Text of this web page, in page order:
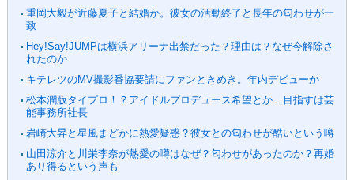
重岡大毅が近藤夏子と結婚か。彼女の活動終了と長年の匂わせが一
致
Hey!Say!JUMPは横浜アリーナ出禁だった？理由は？なぜ今解除さ
れたのか
キテレツのMV撮影番協要請にファンときめき。年内デビューか
松本潤版タイプロ！？アイドルプロデュース希望とか…目指すは芸
能事務所社長
岩崎大昇と星風まどかに熱愛疑惑？彼女との匂わせが酷いという噂
山田涼介と川栄李奈が熱愛の噂はなぜ？匂わせがあったのか？再婚
あり得るという声も